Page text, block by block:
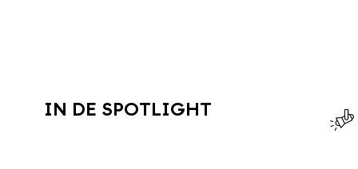
IN DE SPOTLIGHT